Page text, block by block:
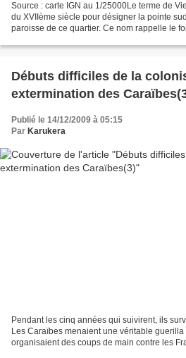
Source : carte IGN au 1/25000Le terme de
du XVIIème siècle pour désigner la pointe
paroisse de ce quartier. Ce nom rappelle le
Débuts difficiles de la
extermination des
Publié le 14/12/2009 à 05:15
Par Karukera
Pendant les cinq années qui suivirent, ils
Les Caraïbes menaient une véritable
organisaient des coups de main contre les